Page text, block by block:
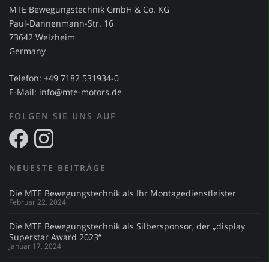
MTE Bewegungstechnik GmbH & Co. KG
Paul-Dannenmann-Str. 16
73642 Welzheim
Germany
Telefon: +49 7182 531934-0
E-Mail: info@mte-motors.de
FOLGEN SIE UNS AUF
NEUESTE BEITRÄGE
Die MTE Bewegungstechnik als Ihr Montagedienstleister
Februar 22, 2024
Die MTE Bewegungstechnik als Silbersponsor, der „display
Superstar Award 2023“
Januar 17, 2024